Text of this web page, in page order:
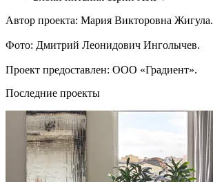
Автор проекта: Мария Викторовна Жигула.
Фото: Дмитрий Леонидович Инголычев.
Проект предоставлен: ООО «Градиент».
Последние проекты